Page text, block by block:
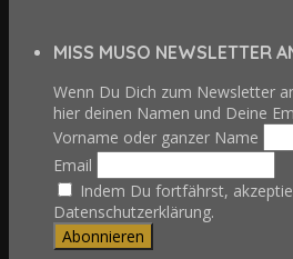
MISS MUSO NEWSLETTER
Wenn Du Dich zum Newsletter
hier deinen Namen und Deine
Vorname oder ganzer Name
Email
Indem Du fortfährst,
Datenschutzerklärung.